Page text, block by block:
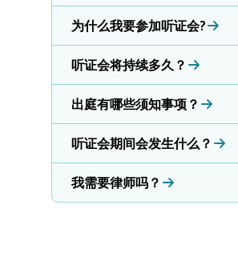
为什么我要参加听证会?
听证会将持续多久？
出庭有哪些须知事项？
听证会期间会发生什么？
我需要律师吗？